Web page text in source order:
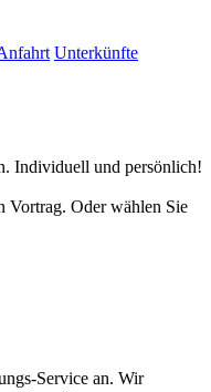
Unterkünfte
Individuell und persönlich!
Vortrag. Oder wählen Sie
Service an. Wir